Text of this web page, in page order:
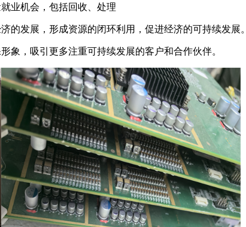
业机会，包括回收、处理
的发展，形成资源的闭环利用，促进经济的可持续发展。
象，吸引更多注重可持续发展的客户和合作伙伴。